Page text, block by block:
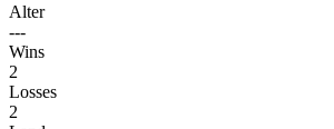
Alter
---
Wins
2
Losses
2